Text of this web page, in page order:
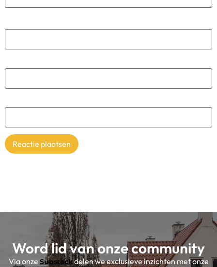
Word lid van onze community
Via onze Substackdelen we exclusieve inzichten met onze